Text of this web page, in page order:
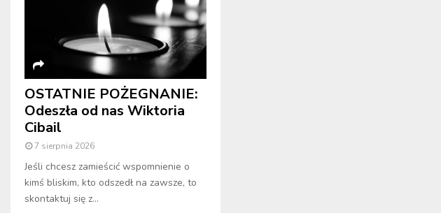
OSTATNIE POŻEGNANIE:
Odeszła od nas Wiktoria
Cibail
7 sierpnia 2026
Jeśli chcesz zamieścić wspomnienie o
kimś bliskim, kto odszedł na zawsze, to
skontaktuj się z...